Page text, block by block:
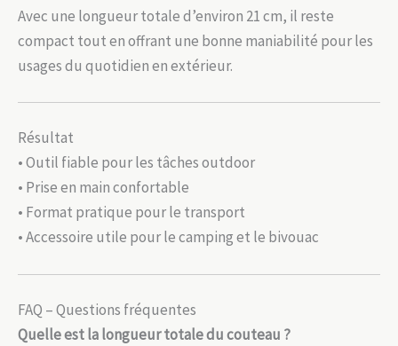
Avec une longueur totale d’environ 21 cm, il reste
compact tout en offrant une bonne maniabilité pour les
usages du quotidien en extérieur.
Résultat
• Outil fiable pour les tâches outdoor
• Prise en main confortable
• Format pratique pour le transport
• Accessoire utile pour le camping et le bivouac
FAQ – Questions fréquentes
Quelle est la longueur totale du couteau ?